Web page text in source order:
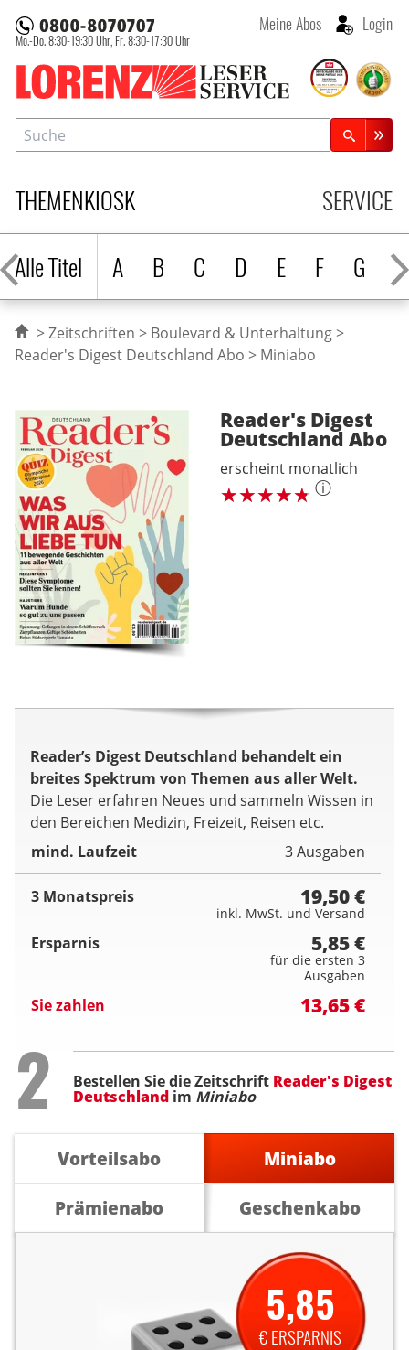
Lorenz Leserservice
Mo.-Do. 8:30-19:30 Uhr, Fr. 8:30-17:30 Uhr
Meine Abos Login
THEMENKIOSK
Alle Titel
A B C D E F G H
SERVICE
Suche
Zeitschriftensuche
Zeitschriften
Boulevard & Unterhaltung
Reader's Digest Deutschland Abo
Miniabo
Reader's Digest
Deutschland Abo
erscheint monatlich
ⓘ
Reader’s Digest Deutschland behandelt ein
breites Spektrum von Themen aus aller Welt.
Die Leser erfahren Neues und sammeln Wissen in
den Bereichen Medizin, Freizeit, Reisen etc.
mind. Laufzeit
3 Ausgaben
3 Monatspreis 19,50 €
inkl. MwSt. und Versand
Ersparnis 5,85 €
für die ersten 3
Ausgaben
Sie zahlen 13,65 €
Step
2 Bestellen Sie die Zeitschrift Reader's Digest
Deutschland im Miniabo
Vorteilsabo
Miniabo
Prämienabo
Geschenkabo
5,85
€ ERSPARNIS